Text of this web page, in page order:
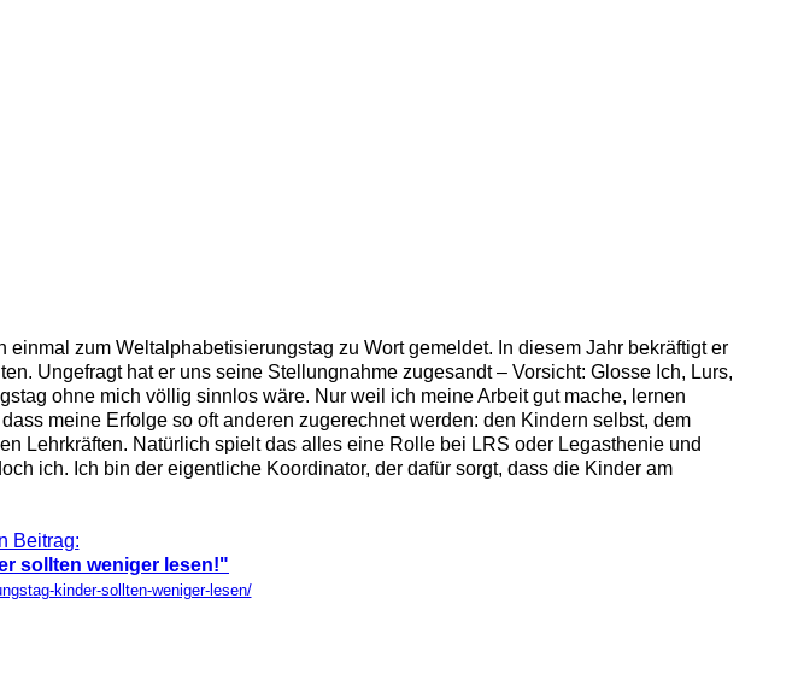
zum Weltalphabetisierungstag zu Wort gemeldet. In diesem Jahr bekräftigt er
Ungefragt hat er uns seine Stellungnahme zugesandt – Vorsicht: Glosse Ich, Lurs,
ohne mich völlig sinnlos wäre. Nur weil ich meine Arbeit gut mache, lernen
meine Erfolge so oft anderen zugerechnet werden: den Kindern selbst, dem
Lehrkräften. Natürlich spielt das alles eine Rolle bei LRS oder Legasthenie und
ich. Ich bin der eigentliche Koordinator, der dafür sorgt, dass die Kinder am
Beitrag:
sollten weniger lesen!"
kinder-sollten-weniger-lesen/